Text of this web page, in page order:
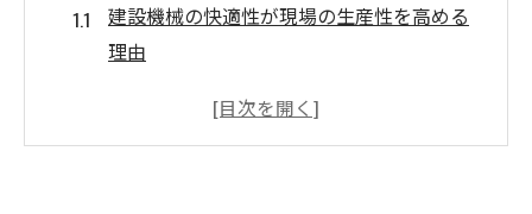
建設機械の快適性が現場の生産性を高める
理由
産業発展に寄与する建設機械の最新動向